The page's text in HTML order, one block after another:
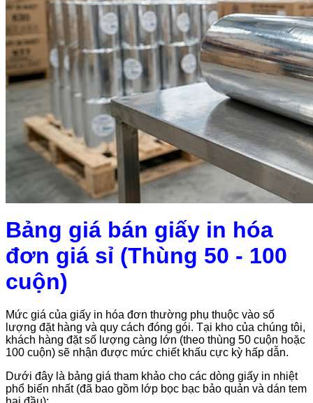
Bảng giá bán giấy in hóa
đơn giá sỉ (Thùng 50 - 100
cuộn)
Mức giá của giấy in hóa đơn thường phụ thuộc vào số
lượng đặt hàng và quy cách đóng gói. Tại kho của chúng tôi,
khách hàng đặt số lượng càng lớn (theo thùng 50 cuộn hoặc
100 cuộn) sẽ nhận được mức chiết khấu cực kỳ hấp dẫn.
Dưới đây là bảng giá tham khảo cho các dòng giấy in nhiệt
phổ biến nhất (đã bao gồm lớp bọc bạc bảo quản và dán tem